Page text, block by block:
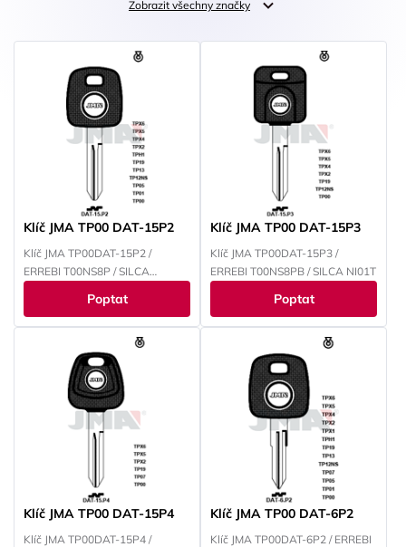
Zobrazit všechny značky
Klíč JMA TP00 DAT-15P2
Klíč JMA TP00DAT-15P2 /
ERREBI T00NS8P / SILCA
Poptat
Klíč JMA TP00 DAT-15P3
Klíč JMA TP00DAT-15P3 /
ERREBI T00NS8PB / SILCA NI01T
Poptat
Klíč JMA TP00 DAT-15P4
Klíč JMA TP00DAT-15P4 /
Klíč JMA TP00 DAT-6P2
Klíč JMA TP00DAT-6P2 / ERREBI